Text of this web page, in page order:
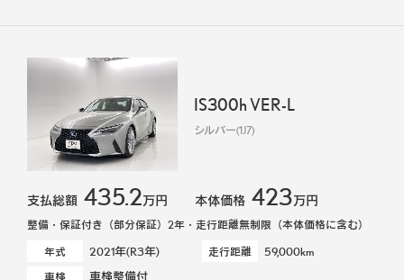
IS300h VER-L
シルバー(1J7)
支払総額 435.2万円 本体価格 423万円
整備・保証付き（部分保証）2年・走行距離無制限（本体価格に含む）
年式
2021年(R3年) 走行距離 59,000km
車検 車検整備付